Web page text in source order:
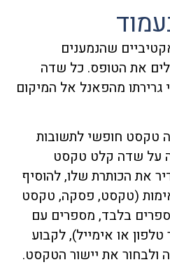
שהנמענים
את הטופס. כל שדה
מהפאנל אל המיקום
טקסט חופשי לתשובות
על שדה קלט טקסט
את הכותרת שלו, להוסיף
(טקסט, פסקה, טקסט
בלבד, מספרים עם
או אימייל), לקבוע
את יישור הטקסט.